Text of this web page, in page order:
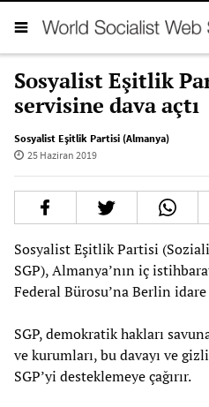
Sosyalist Eşitlik
servisine dava açtı
Sosyalist Eşitlik Partisi (Almanya)
25 Haziran 2019
Sosyalist Eşitlik Partisi
SGP), Almanya’nın iç
Federal Bürosu’na Berlin
SGP, demokratik hakları
ve kurumları, bu davayı ve
SGP’yi desteklemeye çağırır.